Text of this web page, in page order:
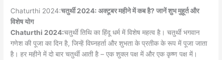
Chaturthi 2024:चतुर्थी 2024: अक्टूबर महीने में कब है? जानें शुभ मुहूर्त और
विशेष योग
Chaturthi 2024:चतुर्थी तिथि का हिंदू धर्म में विशेष महत्व है। चतुर्थी भगवान
गणेश की पूजा का दिन है, जिन्हें विघ्नहर्ता और शुभता के प्रतीक के रूप में पूजा जाता
है। हर महीने में दो बार चतुर्थी आती है – एक शुक्ल पक्ष में और एक कृष्ण पक्ष में।